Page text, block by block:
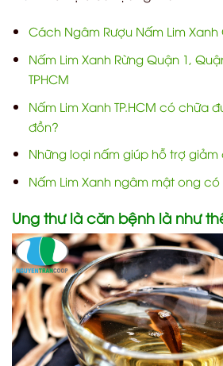
Cách Ngâm Rượu Nấm Lim Xanh
Nấm Lim Xanh Rừng Quận 1,
TPHCM
Nấm Lim Xanh TP.HCM có chữa
đồn?
Những loại nấm giúp hỗ trợ
Nấm Lim Xanh ngâm mật ong
Ung thư là căn bệnh là như